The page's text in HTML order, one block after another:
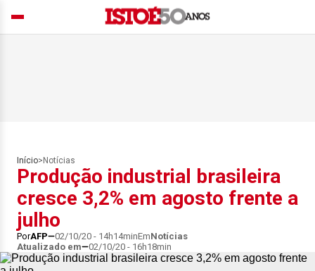
Início> Notícias
Produção industrial brasileira
cresce 3,2% em agosto frente a
julho
PorAFP 02/10/20 - 14h14minEmNotícias
Atualizado em
02/10/20 - 16h18min